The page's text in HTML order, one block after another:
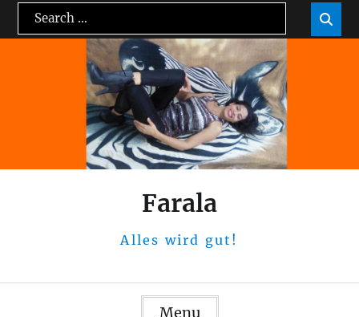
Search
for:

Farala
Alles wird gut!
Menu